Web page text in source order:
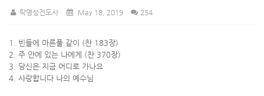
탁영성전도사 May 18, 2019 254
1. 빈들에 마른풀 같이 (찬 183장)
2. 주 안에 있는 나에게 (찬 370장)
3. 당신은 지금 어디로 가나요
4. 사랑합니다 나의 예수님